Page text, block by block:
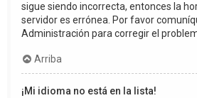
sigue siendo incorrecta, entonces la
servidor es errónea. Por favor
Administración para corregir el
Arriba
¡Mi idioma no está en la lista!